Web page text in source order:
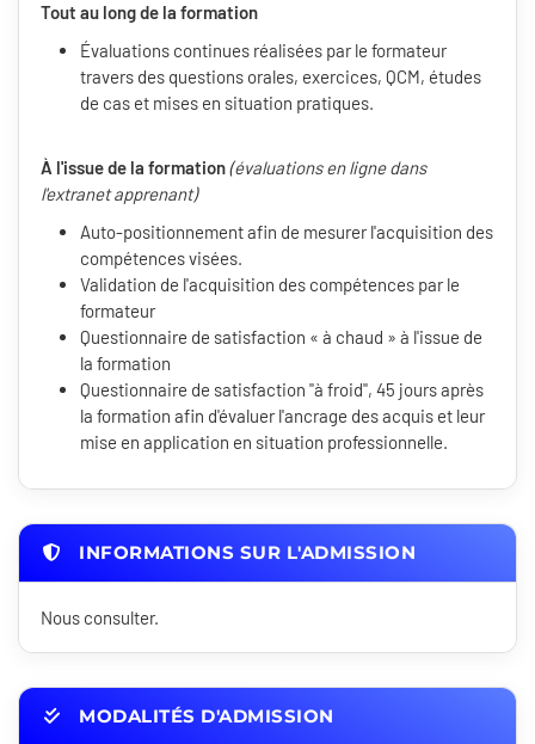
Tout au long de la formation
Évaluations continues réalisées par le formateur
travers des questions orales, exercices, QCM, études
de cas et mises en situation pratiques.
À l'issue de la formation(évaluations en ligne dans
l'extranet apprenant)
Auto-positionnement afin de mesurer l'acquisition des
compétences visées.
Validation de l'acquisition des compétences par le
formateur
Questionnaire de satisfaction « à chaud » à l'issue de
la formation
Questionnaire de satisfaction "à froid", 45 jours après
la formation afin d'évaluer l'ancrage des acquis et leur
mise en application en situation professionnelle.
INFORMATIONS SUR L'ADMISSION
Nous consulter.
MODALITÉS D'ADMISSION